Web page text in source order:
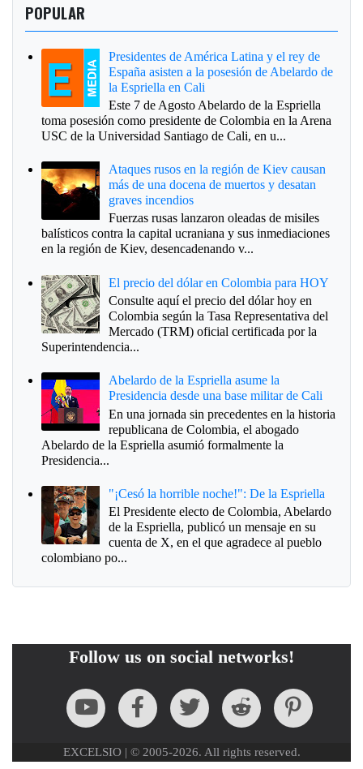
POPULAR
Presidentes de América Latina y el rey de
España asisten a la posesión de Abelardo de
la Espriella en Cali
Este 7 de Agosto Abelardo de la Espriella
toma posesión como presidente de Colombia en la Arena
USC de la Universidad Santiago de Cali, en u...
Ataques rusos en la región de Kiev causan
más de una docena de muertos y desatan
graves incendios
Fuerzas rusas lanzaron oleadas de misiles
balísticos contra la capital ucraniana y sus inmediaciones
en la región de Kiev, desencadenando v...
El precio del dólar en Colombia para HOY
Consulte aquí el precio del dólar hoy en
Colombia según la Tasa Representativa del
Mercado (TRM) oficial certificada por la
Superintendencia...
Abelardo de la Espriella asume la
Presidencia desde una base militar de Cali
En una jornada sin precedentes en la historia
republicana de Colombia, el abogado
Abelardo de la Espriella asumió formalmente la
Presidencia...
"¡Cesó la horrible noche!": De la Espriella
El Presidente electo de Colombia, Abelardo
de la Espriella, publicó un mensaje en su
cuenta de X, en el que agradece al pueblo
colombiano po...
Follow us on social networks!
EXCELSIO | © 2005-2026. All rights reserved.